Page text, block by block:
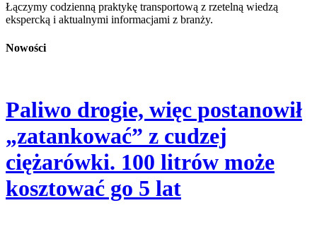
Łączymy codzienną praktykę transportową z rzetelną wiedzą
ekspercką i aktualnymi informacjami z branży.
Nowości
Paliwo drogie, więc postanowił
„zatankować” z cudzej
ciężarówki. 100 litrów może
kosztować go 5 lat